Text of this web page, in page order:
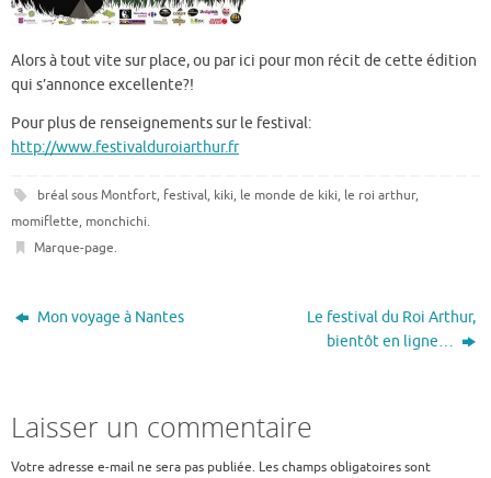
Alors à tout vite sur place, ou par ici pour mon récit de cette édition
qui s’annonce excellente?!
Pour plus de renseignements sur le festival:
http://www.festivalduroiarthur.fr
bréal sous Montfort, festival, kiki, le monde de kiki, le roi arthur,
momiflette, monchichi.
Marque-page.
Mon voyage à Nantes
Le festival du Roi Arthur,
bientôt en ligne…
Laisser un commentaire
Votre adresse e-mail ne sera pas publiée. Les champs obligatoires sont